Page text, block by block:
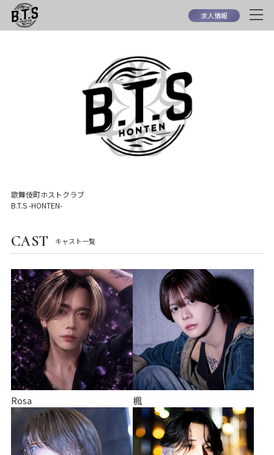
求人情報
歌舞伎町ホストクラブ
B.T.S -HONTEN-
CAST キャスト一覧
Rosa 楓